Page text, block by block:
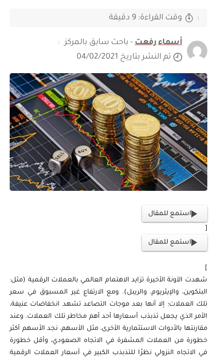
أسماء رفعت- باحث سابق بالمركز
تم النشر بتاريخ 04/02/2021
وقت القراءة: 9 دقيقة
استمع للمقال
استمع للمقال
شهدت الآونة الأخيرة تزايد الاهتمام العالمي بالعملات الرقمية (مثل:
البتكوين، والإيثريوم، والريبل). ومع الارتفاع غير المسبوق في سعر
تلك العملات؛ إلا أنها بعد موجات التصاعد تشهد انخفاضات عنيفة،
الأمر الذي يجعل تذبذب أسعارها أحد أهم مخاطر تلك العملات. وعند
مقارنتها بالأدوات الاستثمارية الأخرى، مثل الأسهم، نجد الأسهم أكثر
خطورة من العملات المشفرة في الاتجاه الصعودي، وأقل خطورة
في الاتجاه النزولي نظرًا للتذبذب الكبير في أسعار العملات الرقمية